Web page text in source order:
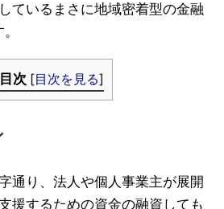
ているまさに地域密着型の金融
目次 [目次を見る]
通り、法人や個人事業主が展開
援するための資金の融資しても